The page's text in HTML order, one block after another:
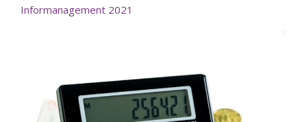
Informanagement 2021